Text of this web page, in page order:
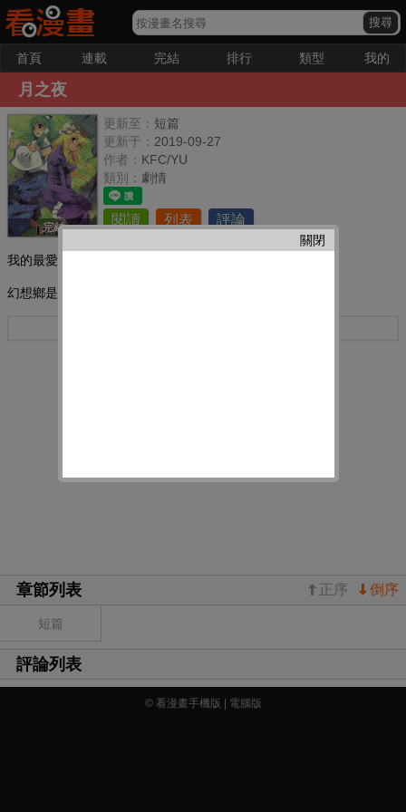
首頁 連載 完結 排行 類型 我的
月之夜
完結
更新至： 短篇
更新于： 2019-09-27
作者： KFC/YU
類別： 劇情
閱讀 列表 評論
我的最愛：
幻想鄉是否真的存在呢?
章節列表 倒序
正序
短篇
評論列表
關閉
© 看漫畫手機版 | 電腦版